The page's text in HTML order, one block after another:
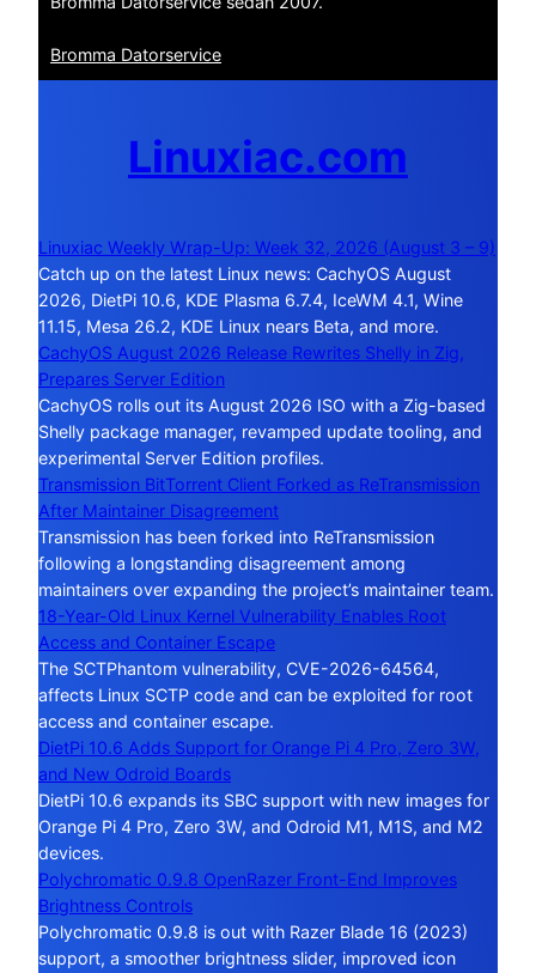
Bromma Datorservice
Linuxiac.com
Linuxiac Weekly Wrap-Up: Week 32, 2026 (August 3 – 9)
Catch up on the latest Linux news: CachyOS August
2026, DietPi 10.6, KDE Plasma 6.7.4, IceWM 4.1, Wine
11.15, Mesa 26.2, KDE Linux nears Beta, and more.
CachyOS August 2026 Release Rewrites Shelly in Zig,
Prepares Server Edition
CachyOS rolls out its August 2026 ISO with a Zig-based
Shelly package manager, revamped update tooling, and
experimental Server Edition profiles.
Transmission BitTorrent Client Forked as ReTransmission
After Maintainer Disagreement
Transmission has been forked into ReTransmission
following a longstanding disagreement among
maintainers over expanding the project’s maintainer team.
18-Year-Old Linux Kernel Vulnerability Enables Root
Access and Container Escape
The SCTPhantom vulnerability, CVE-2026-64564,
affects Linux SCTP code and can be exploited for root
access and container escape.
DietPi 10.6 Adds Support for Orange Pi 4 Pro, Zero 3W,
and New Odroid Boards
DietPi 10.6 expands its SBC support with new images for
Orange Pi 4 Pro, Zero 3W, and Odroid M1, M1S, and M2
devices.
Polychromatic 0.9.8 OpenRazer Front-End Improves
Brightness Controls
Polychromatic 0.9.8 is out with Razer Blade 16 (2023)
support, a smoother brightness slider, improved icon